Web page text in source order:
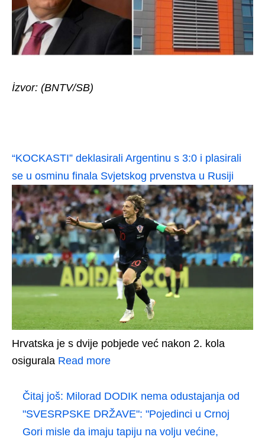
İzvor: (BNTV/SB)
“KOCKASTI” deklasirali Argentinu s 3:0 i plasirali
se u osminu finala Svjetskog prvenstva u Rusiji
Hrvatska je s dvije pobjede već nakon 2. kola
osigurala Read more
Čitaj još: Milorad DODIK nema odustajanja od
"SVESRPSKE DRŽAVE": "Pojedinci u Crnoj
Gori misle da imaju tapiju na volju većine,